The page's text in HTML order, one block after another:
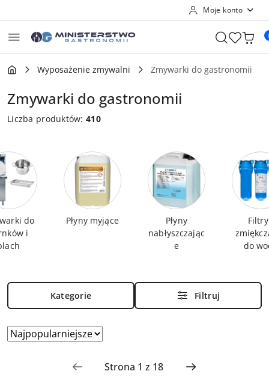
Moje konto
Wyposażenie zmywalni Zmywarki do gastronomii
Zmywarki do gastronomii
Liczba produktów:410
do
i
Płyny myjące
Płyny
nabłyszczając
e
do
Kategorie Filtruj
Zastosowano
Najpopularniejsze.
Sortuj
według